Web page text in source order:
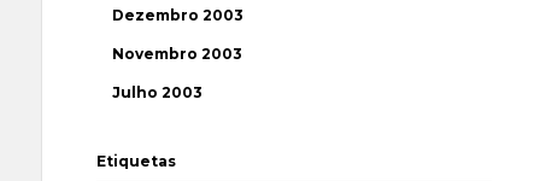
Dezembro 2003
Novembro 2003
Julho 2003
Etiquetas